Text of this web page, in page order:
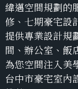
緯邁空間規劃的
修、七期豪宅設
提供專業設計規
間、辦公室、飯
為您空間注入美
台中市豪宅室內